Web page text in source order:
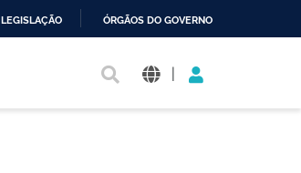
LEGISLAÇÃO ÓRGÃOS DO GOVERNO
|